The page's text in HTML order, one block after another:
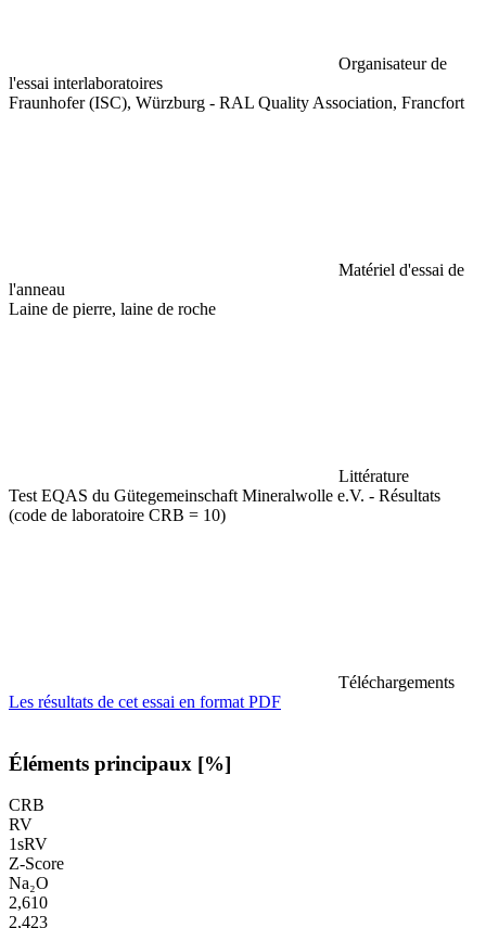
Organisateur de
l'essai interlaboratoires
Fraunhofer (ISC), Würzburg - RAL Quality Association, Francfort
Matériel d'essai de
l'anneau
Laine de pierre, laine de roche
Littérature
Test EQAS du Gütegemeinschaft Mineralwolle e.V. - Résultats
(code de laboratoire CRB = 10)
Téléchargements
Les résultats de cet essai en format PDF
Éléments principaux [%]
CRB
RV
1sRV
Z-Score
Na₂O
2,610
2,423